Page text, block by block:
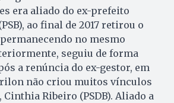
era aliado do ex-prefeito
ao final de 2017 retirou o
no mesmo
seguiu de forma
a renúncia do ex-gestor, em
não criou muitos vínculos
Cinthia Ribeiro (PSDB). Aliado a